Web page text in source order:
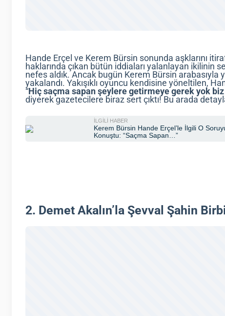
Hande Erçel ve Kerem Bürsin sonunda aşklarını
haklarında çıkan bütün iddiaları yalanlayan ikilinin
nefes aldık. Ancak bugün Kerem Bürsin
yakalandı. Yakışıklı oyuncu kendisine yöneltilen,
“Hiç saçma sapan şeylere getirmeye gerek yok
diyerek gazetecilere biraz sert çıktı! Bu arada
2. Demet Akalın’la Şevval Şahin